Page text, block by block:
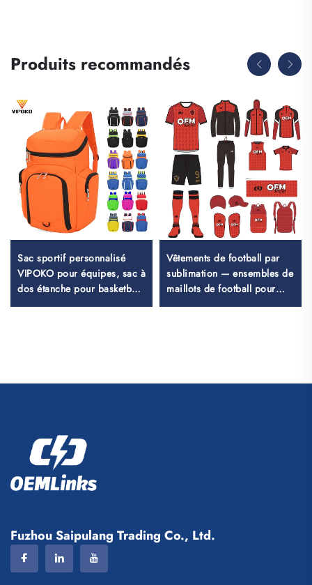
Produits recommandés
Sac sportif personnalisé
VIPOKO pour équipes, sac à
dos étanche pour basketball
avec logo, sac sportif
Vêtements de football par
sublimation — ensembles de
maillots de football pour
entraînement masculin,
Fuzhou Saipulang Trading Co., Ltd.